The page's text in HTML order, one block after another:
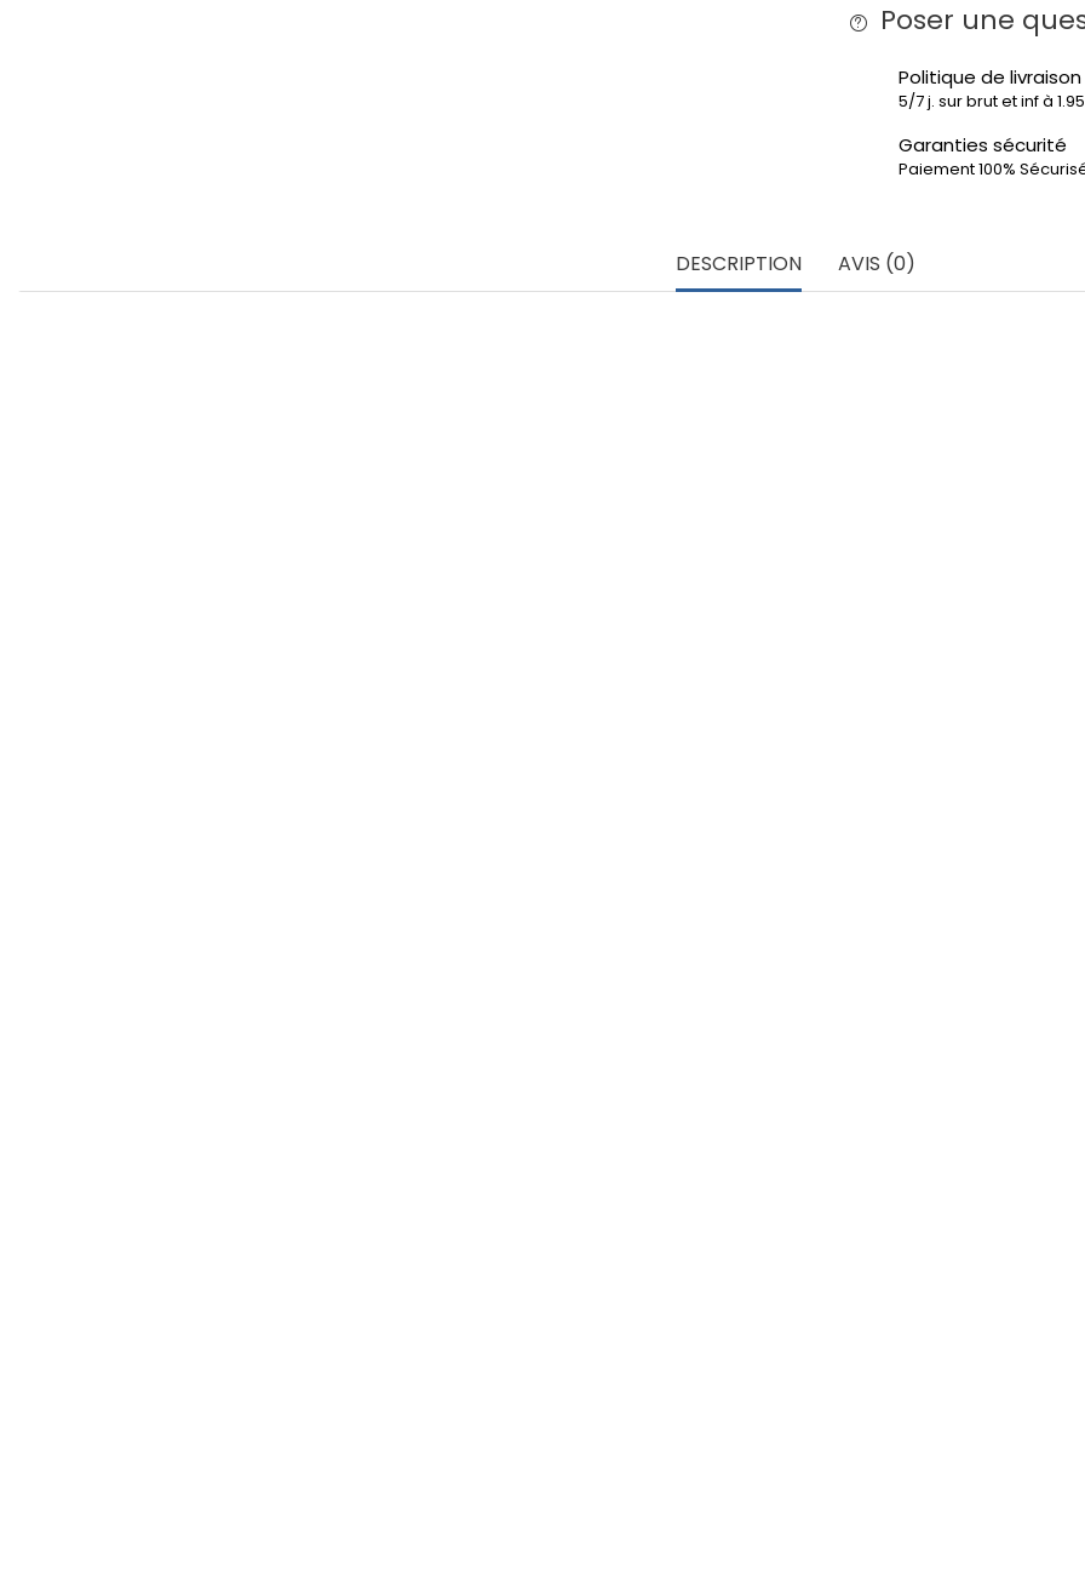
Poser une
Politique de livraison
5/7 j. sur brut et inf à
Garanties sécurité
Paiement 100%
DESCRIPTION AVIS (0)